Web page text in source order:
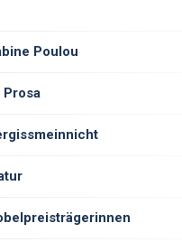
Poulou
Prosa